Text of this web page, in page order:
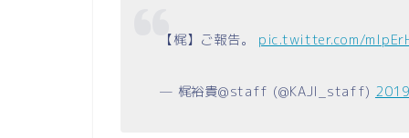
【梶】ご報告。 pic.twitter.com/
— 梶裕貴@staff (@KAJI_staff)